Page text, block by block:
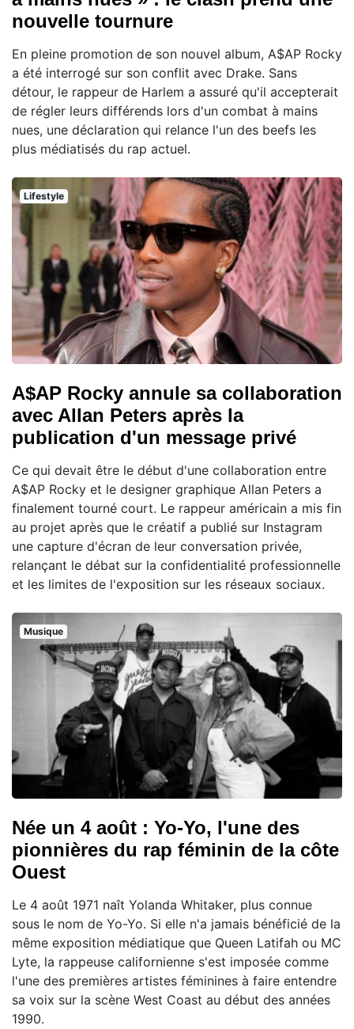
nouvelle tournure
En pleine promotion de son nouvel album, A$AP Rocky
a été interrogé sur son conflit avec Drake. Sans
détour, le rappeur de Harlem a assuré qu'il accepterait
de régler leurs différends lors d'un combat à mains
nues, une déclaration qui relance l'un des beefs les
plus médiatisés du rap actuel.
Lifestyle
A$AP Rocky annule sa collaboration
avec Allan Peters après la
publication d'un message privé
Ce qui devait être le début d'une collaboration entre
A$AP Rocky et le designer graphique Allan Peters a
finalement tourné court. Le rappeur américain a mis fin
au projet après que le créatif a publié sur Instagram
une capture d'écran de leur conversation privée,
relançant le débat sur la confidentialité professionnelle
et les limites de l'exposition sur les réseaux sociaux.
Musique
Née un 4 août : Yo-Yo, l'une des
pionnières du rap féminin de la côte
Ouest
Le 4 août 1971 naît Yolanda Whitaker, plus connue
sous le nom de Yo-Yo. Si elle n'a jamais bénéficié de la
même exposition médiatique que Queen Latifah ou MC
Lyte, la rappeuse californienne s'est imposée comme
l'une des premières artistes féminines à faire entendre
sa voix sur la scène West Coast au début des années
1990.